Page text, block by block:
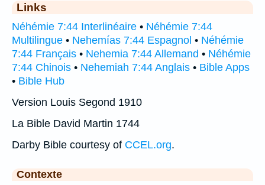
Links
Néhémie 7:44 Interlinéaire • Néhémie 7:44
Multilingue • Nehemías 7:44 Espagnol • Néhémie
7:44 Français • Nehemia 7:44 Allemand • Néhémie
7:44 Chinois • Nehemiah 7:44 Anglais • Bible Apps
• Bible Hub
Version Louis Segond 1910
La Bible David Martin 1744
Darby Bible courtesy of CCEL.org.
Contexte